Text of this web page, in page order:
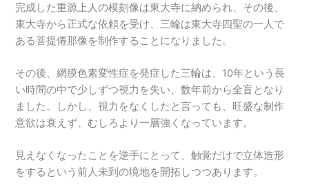
完成した重源上人の模刻像は東大寺に納められ、その後、
東大寺から正式な依頼を受け、三輪は東大寺四聖の一人で
ある菩提僊那像を制作することになりました。
その後、網膜色素変性症を発症した三輪は、10年という長
い時間の中で少しずつ視力を失い、数年前から全盲となり
ました。しかし、視力をなくしたと言っても、旺盛な制作
意欲は衰えず、むしろより一層強くなっています。
見えなくなったことを逆手にとって、触覚だけで立体造形
をするという前人未到の境地を開拓しつつあります。